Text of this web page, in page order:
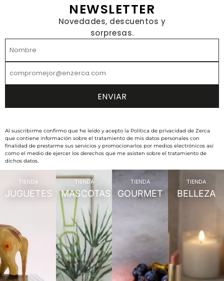
NEWSLETTER
Novedades, descuentos y
sorpresas.
Al suscribirme confirmo que he leído y acepto la Política de privacidad de Zerca
que contiene información sobre el tratamiento de mis datos personales con
finalidad de prestarme sus servicios y promocionarlos por medios electrónicos así
como el medio de ejercer los derechos que me asisten sobre el tratamiento de
dichos datos.
TIENDA
JUGUETES
TIENDA
MASCOTAS
TIENDA
GOURMET
TIENDA
BELLEZA